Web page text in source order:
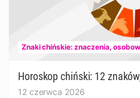
Znaki chińskie: znaczenia,
Horoskop chiński: 12
12 czerwca 2026